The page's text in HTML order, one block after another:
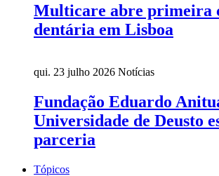
Multicare abre primeira
dentária em Lisboa
qui. 23 julho 2026 Notícias
Fundação Eduardo
Universidade de Deusto
parceria
Tópicos